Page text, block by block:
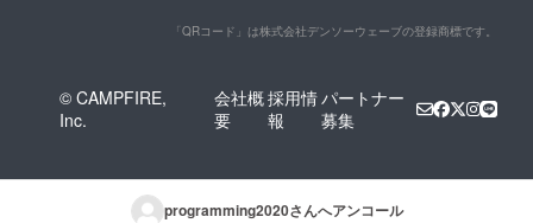
「QRコード」は株式会社デンソーウェーブの登録商標です。
© CAMPFIRE,
Inc.
会社概
要
採用情
報
パートナー
募集
programming2020さんへアンコール